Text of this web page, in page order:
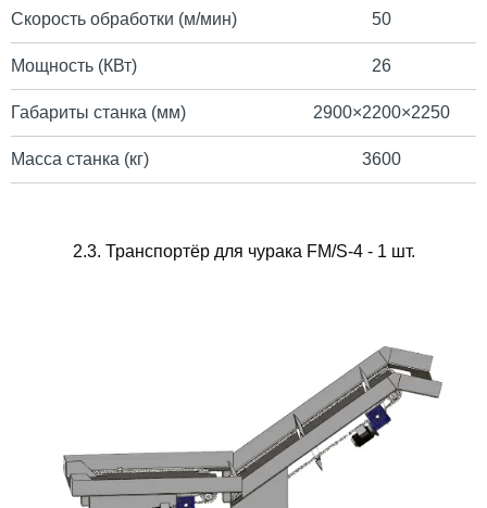
Скорость обработки (м/мин) 50
Мощность (КВт) 26
Габариты станка (мм) 2900×2200×2250
Масса станка (кг) 3600
2.3. Транспортёр для чурака FM/S-4 - 1 шт.